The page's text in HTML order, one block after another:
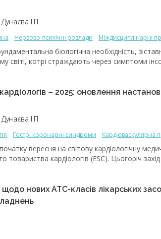
Дунаєва І.П.
Нервово-психічні розлади Міждисциплінарні
проблемибіологічна необхідність,
світі, котрі страждають через симптоми
Наслідки інсомнії виходять далеко
– 2025: оновлення настанов
Дунаєва І.П.
Гострі коронарні синдроми Кардіоваскулярна
Кардіоваскулярні хвороби Міждисциплінарні
вересня на світову кардіологічну
товариства кардіологів (ESC). Цьогоріч
світу отримали оновлені настанови,
кардіоваскулярної патології та вагітності,
серцево-судинних захворювань.
і рисунків на основі настанов 2019 року
нових АТС-класів лікарських